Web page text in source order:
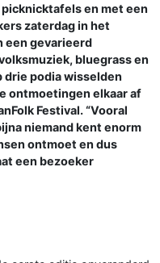
picknicktafels en met een
zaterdag in het
een gevarieerd
bluegrass en
drie podia wisselden
ontmoetingen elkaar af
Festival. “Vooral
niemand kent enorm
ontmoet en dus
een bezoeker